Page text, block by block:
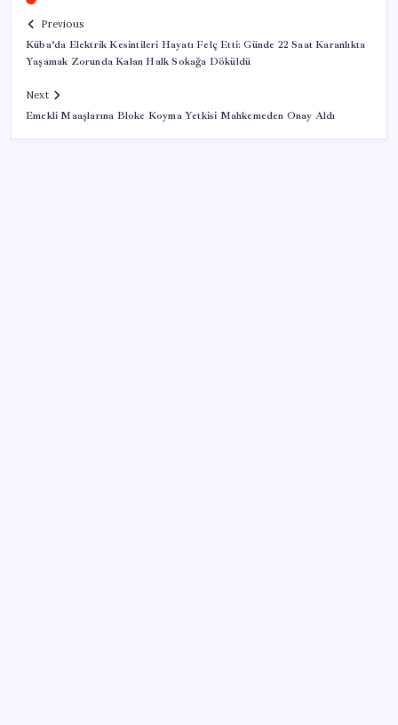
Previous
Küba’da Elektrik Kesintileri Hayatı Felç Etti: Günde 22 Saat Karanlıkta
Yaşamak Zorunda Kalan Halk Sokağa Döküldü
Next
Emekli Maaşlarına Bloke Koyma Yetkisi Mahkemeden Onay Aldı